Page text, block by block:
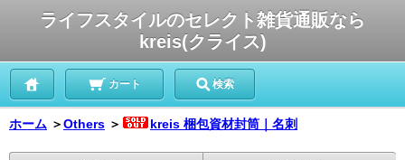
ライフスタイルのセレクト雑貨通販なら
kreis(クライス)
カート 検索
ホーム ＞Others ＞ kreis 梱包資材封筒｜名刺